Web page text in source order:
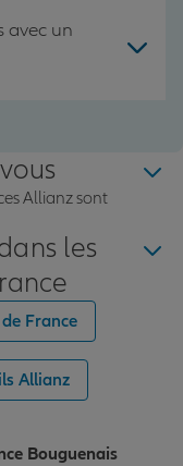
avec un
Allianz sont
les
France
Allianz
Bouguenais